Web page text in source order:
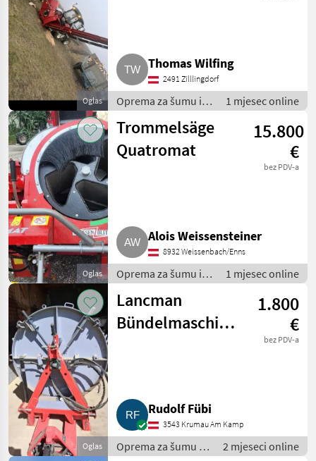
Oglas
Thomas Wilfing
2491 Zilllingdorf
Oprema za šumu i
obradu drveta /
Bubnjaste testere
1 mjesec online
Oglas
Trommelsäge
Quatromat
15.800
€
bez PDV-a
Alois Weissensteiner
8932 Weissenbach/Enns
Oprema za šumu i
obradu drveta /
Bubnjaste testere
1 mjesec online
Oglas
Lancman
Bündelmaschine
1.800
€
bez PDV-a
Rudolf Fübi
3543 Krumau Am Kamp
Oprema za šumu i
2 mjeseci online